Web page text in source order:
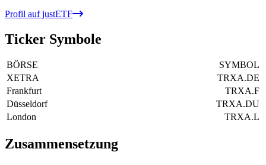
Profil auf justETF
Ticker Symbole
BÖRSE
SYMBOL
XETRA
TRXA.DE
Frankfurt
TRXA.F
Düsseldorf
TRXA.DU
London
TRXA.L
Zusammensetzung